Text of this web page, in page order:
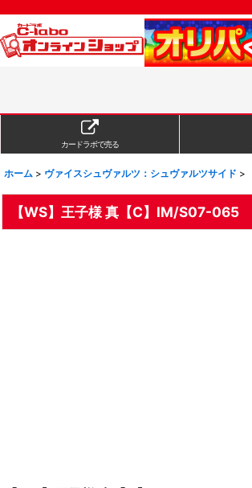
カードラボで売る
ホーム > ヴァイスシュヴァルツ：シュヴァルツサイド >
【WS】王子様 真【C】IM/S07-065